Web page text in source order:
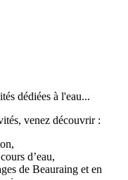
dédiées à l'eau...
venez découvrir :
d’eau,
de Beauraing et en